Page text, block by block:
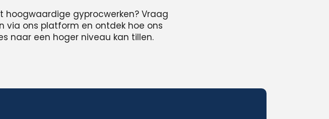
gyprocwerken? Vraag
ons platform en ontdek hoe ons
naar een hoger niveau kan tillen.